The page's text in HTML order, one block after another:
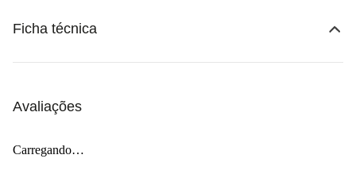
Ficha técnica
Avaliações
Carregando…